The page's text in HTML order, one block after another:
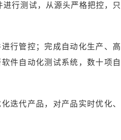
行测试，从源头严格把控，只
行管控；完成自动化生产、高
件自动化测试系统，数十项自
迭代产品，对产品实时优化、